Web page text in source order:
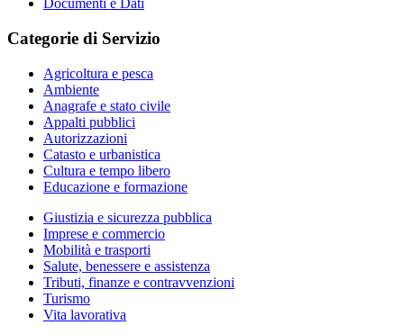
Documenti e Dati
Categorie di Servizio
Agricoltura e pesca
Ambiente
Anagrafe e stato civile
Appalti pubblici
Autorizzazioni
Catasto e urbanistica
Cultura e tempo libero
Educazione e formazione
Giustizia e sicurezza pubblica
Imprese e commercio
Mobilità e trasporti
Salute, benessere e assistenza
Tributi, finanze e contravvenzioni
Turismo
Vita lavorativa